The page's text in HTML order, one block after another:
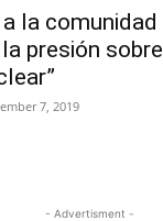
la
presión
7, 2019
- Advertisment -